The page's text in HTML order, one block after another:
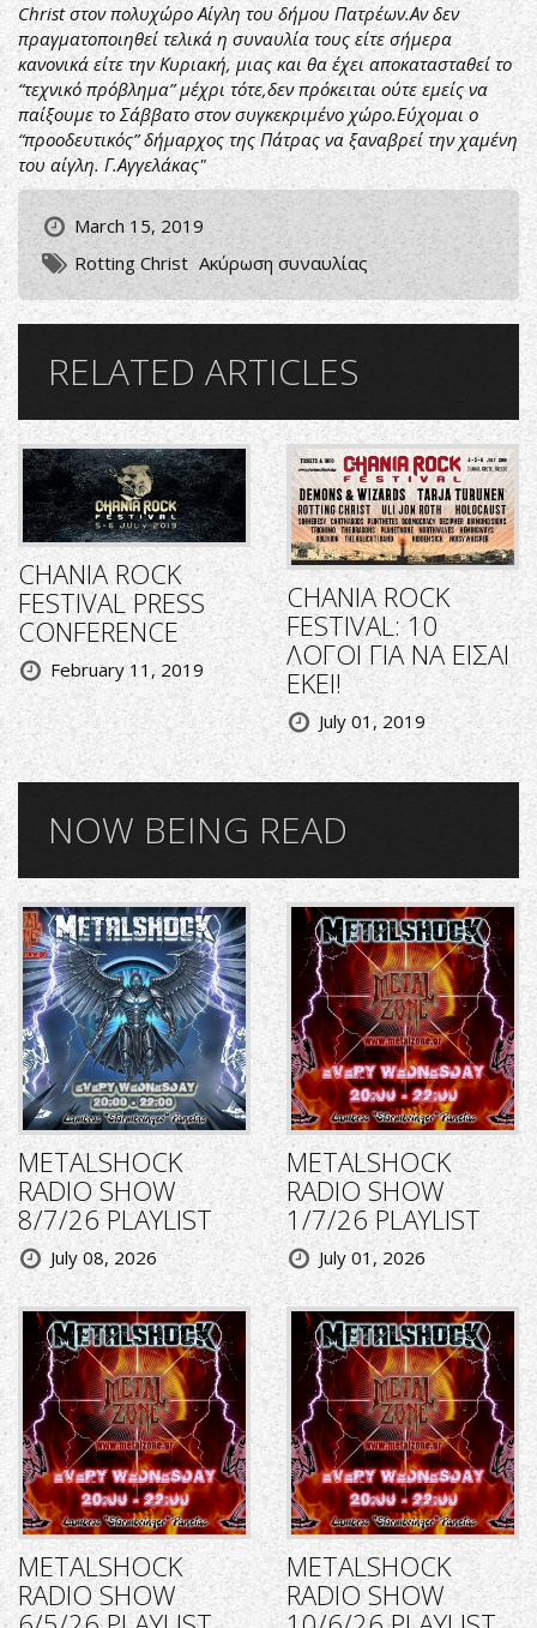
Christ στον πολυχώρο Αίγλη του δήμου Πατρέων.Αν δεν
πραγματοποιηθεί τελικά η συναυλία τους είτε σήμερα
κανονικά είτε την Κυριακή, μιας και θα έχει αποκατασταθεί το
“τεχνικό πρόβλημα” μέχρι τότε,δεν πρόκειται ούτε εμείς να
παίξουμε το Σάββατο στον συγκεκριμένο χώρο.Εύχομαι ο
“προοδευτικός” δήμαρχος της Πάτρας να ξαναβρεί την χαμένη
του αίγλη. Γ.Αγγελάκας"
March 15, 2019
Rotting Christ Ακύρωση συναυλίας
RELATED ARTICLES
CHANIA ROCK
FESTIVAL PRESS
CONFERENCE
February 11, 2019
CHANIA ROCK
FESTIVAL: 10
ΛΟΓΟΙ ΓΙΑ ΝΑ ΕΙΣΑΙ
ΕΚΕΙ!
July 01, 2019
NOW BEING READ
METALSHOCK
RADIO SHOW
8/7/26 PLAYLIST
July 08, 2026
METALSHOCK
RADIO SHOW
1/7/26 PLAYLIST
July 01, 2026
METALSHOCK
RADIO SHOW
METALSHOCK
RADIO SHOW